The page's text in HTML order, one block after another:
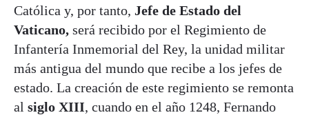
Católica y, por tanto, Jefe de Estado del
Vaticano, será recibido por el Regimiento de
Infantería Inmemorial del Rey, la unidad militar
más antigua del mundo que recibe a los jefes de
estado. La creación de este regimiento se remonta
al siglo XIII, cuando en el año 1248, Fernando